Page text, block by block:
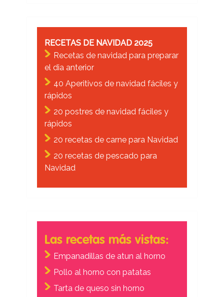
RECETAS DE NAVIDAD 2025
Recetas de navidad para preparar
el dia anterior
40 Aperitivos de navidad fáciles y
rápidos
20 postres de navidad fáciles y
rápidos
20 recetas de carne para Navidad
20 recetas de pescado para
Navidad
Las recetas más vistas:
Empanadillas de atun al horno
Pollo al horno con patatas
Tarta de queso sin horno